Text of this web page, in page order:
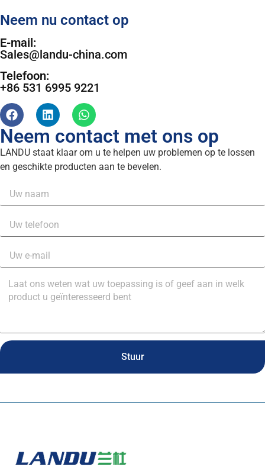
Neem nu contact op
E-mail:
Sales@landu-china.com
Telefoon:
+86 531 6995 9221
Neem contact met ons op
LANDU staat klaar om u te helpen uw problemen op te lossen
en geschikte producten aan te bevelen.
Stuur